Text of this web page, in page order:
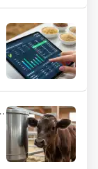
eines gesunden Starts